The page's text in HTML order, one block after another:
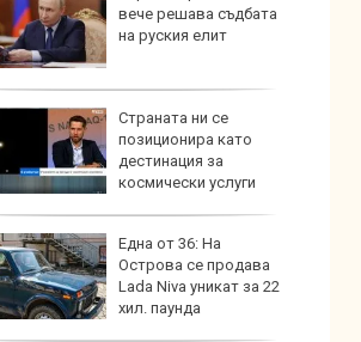
вече решава съдбата
на руския елит
Страната ни се
позиционира като
дестинация за
космически услуги
Една от 36: На
Острова се продава
Lada Niva уникат за 22
хил. паунда